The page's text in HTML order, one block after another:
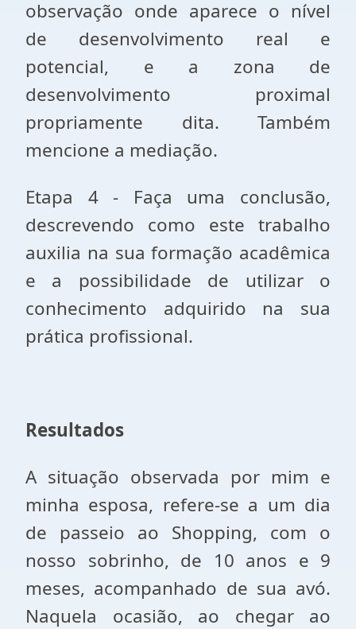
observação onde aparece o nível
de desenvolvimento real e
potencial, e a zona de
desenvolvimento proximal
propriamente dita. Também
mencione a mediação.
Etapa 4 - Faça uma conclusão,
descrevendo como este trabalho
auxilia na sua formação acadêmica
e a possibilidade de utilizar o
conhecimento adquirido na sua
prática profissional.
Resultados
A situação observada por mim e
minha esposa, refere-se a um dia
de passeio ao Shopping, com o
nosso sobrinho, de 10 anos e 9
meses, acompanhado de sua avó.
Naquela ocasião, ao chegar ao